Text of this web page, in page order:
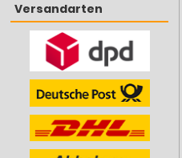
Versandarten